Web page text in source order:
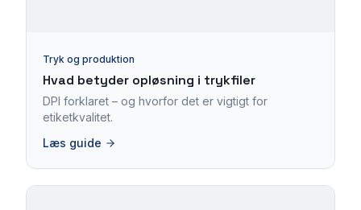
Tryk og produktion
Hvad betyder opløsning i trykfiler
DPI forklaret – og hvorfor det er vigtigt for
etiketkvalitet.
Læs guide